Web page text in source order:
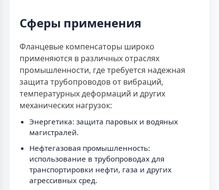
Сферы применения
Фланцевые компенсаторы широко
применяются в различных отраслях
промышленности, где требуется надежная
защита трубопроводов от вибраций,
температурных деформаций и других
механических нагрузок:
Энергетика: защита паровых и водяных
магистралей.
Нефтегазовая промышленность:
использование в трубопроводах для
транспортировки нефти, газа и других
агрессивных сред.